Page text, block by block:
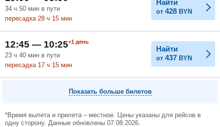
34 ч 50 мин в пути
пересадка 28 ч 15 мин
Найти
от 428 BYN
12:45 — 10:25+1 день
23 ч 40 мин в пути
пересадка 17 ч 15 мин
Найти
от 437 BYN
Показать больше билетов
*Время вылета и прилета – местное. Цены указаны для рейсов в
одну сторону. Данные обновлены 07.08.2026.